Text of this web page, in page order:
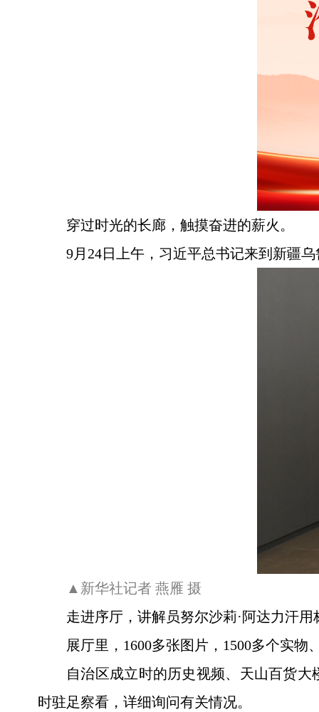
穿过时光的长廊，触摸奋进的薪火。
9月24日上午，习近平总书记来到新疆
▲新华社记者 燕雁 摄
走进序厅，讲解员努尔沙莉·阿达力汗
展厅里，1600多张图片，1500多个实
自治区成立时的历史视频、天山百货
时驻足察看，详细询问有关情况。